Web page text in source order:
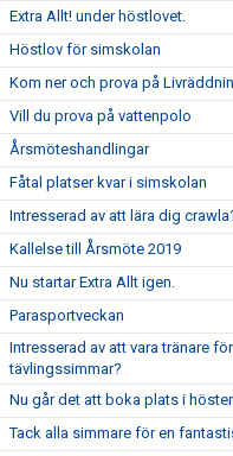
Extra Allt! under höstlovet.
Höstlov för simskolan
Kom ner och prova på
Vill du prova på vattenpolo
Årsmöteshandlingar
Fåtal platser kvar i simskolan
Intresserad av att lära dig
Kallelse till Årsmöte 2019
Nu startar Extra Allt igen.
Parasportveckan
Intresserad av att vara tränare
tävlingssimmar?
Nu går det att boka plats i
Tack alla simmare för en